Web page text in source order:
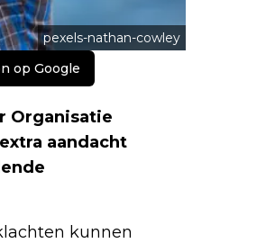
pexels-nathan-cowley
op Google
Organisatie
aandacht
kunnen